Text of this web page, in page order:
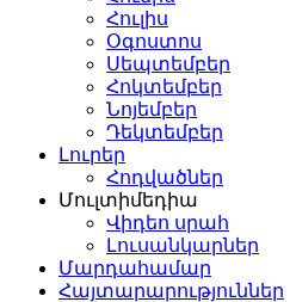
Հուլիս
Օգոստոս
Սեպտեմբեր
Հոկտեմբեր
Նոյեմբեր
Դեկտեմբեր
Լուրեր
Հոդվածներ
Մուլտիմեդիա
Վիդեո սրահ
Լուսանկարներ
Մարդահամար
Հայտարարություններ